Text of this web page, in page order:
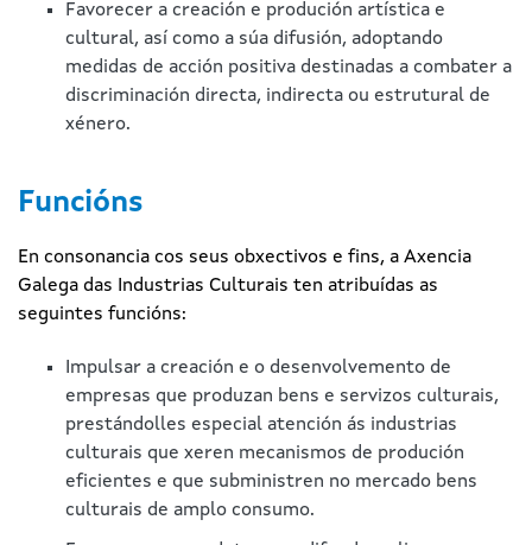
Favorecer a creación e produción artística e
cultural, así como a súa difusión, adoptando
medidas de acción positiva destinadas a combater a
discriminación directa, indirecta ou estrutural de
xénero.
Funcións
En consonancia cos seus obxectivos e fins, a Axencia
Galega das Industrias Culturais ten atribuídas as
seguintes funcións:
Impulsar a creación e o desenvolvemento de
empresas que produzan bens e servizos culturais,
prestándolles especial atención ás industrias
culturais que xeren mecanismos de produción
eficientes e que subministren no mercado bens
culturais de amplo consumo.